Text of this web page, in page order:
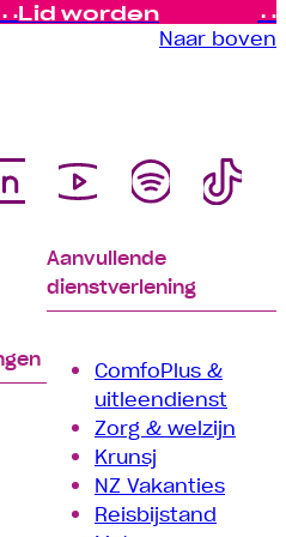
Lid worden
Naar boven
Aanvullende
dienstverlening
ComfoPlus &
uitleendienst
Zorg & welzijn
Krunsj
NZ Vakanties
Reisbijstand